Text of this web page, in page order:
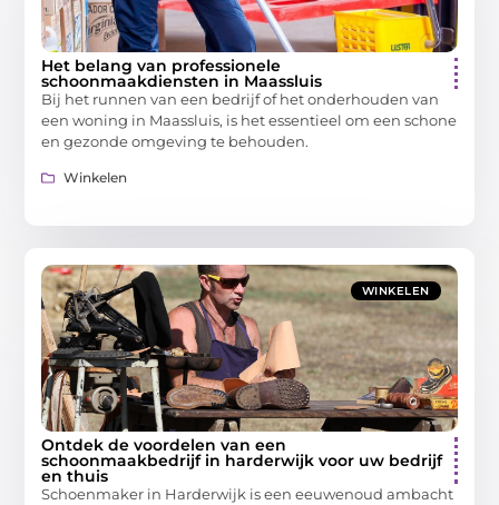
Het belang van professionele
schoonmaakdiensten in Maassluis
Bij het runnen van een bedrijf of het onderhouden van
een woning in Maassluis, is het essentieel om een schone
en gezonde omgeving te behouden.
Winkelen
WINKELEN
Ontdek de voordelen van een
schoonmaakbedrijf in harderwijk voor uw bedrijf
en thuis
Schoenmaker in Harderwijk is een eeuwenoud ambacht